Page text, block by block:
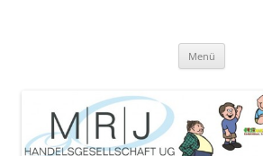
angebotene Produkte
Menü